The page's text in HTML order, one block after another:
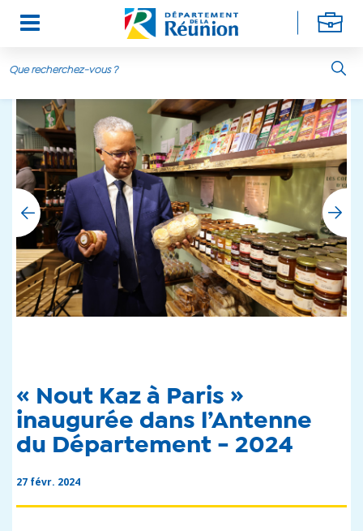
Aller au contenu principal
« Nout Kaz à Paris »
inaugurée dans l’Antenne
du Département - 2024
27 févr. 2024